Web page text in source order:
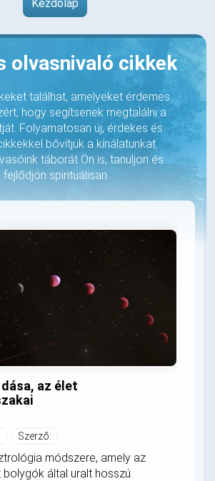
Kezdőlap
olvasnivaló cikkek
találhat, amelyeket érdemes
hogy segítsenek megtalálni a
Folyamatosan új, érdekes és
bővítjük a kínálatunkat.
táborát Ön is, tanuljon és
fejlődjön spirituálisan
az élet
Szerző:
módszere, amely az
bolygók által uralt hosszú